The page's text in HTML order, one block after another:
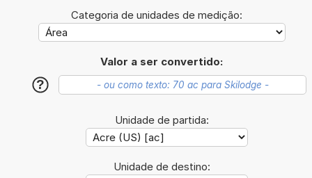
Categoria de unidades de medição:
Valor a ser convertido:
?
Unidade de partida:
Unidade de destino: